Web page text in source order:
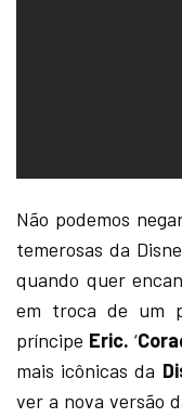
Não podemos
temerosas da
quando quer
em troca de um
príncipe Eric. ‘
mais icônicas da
ver a nova versão